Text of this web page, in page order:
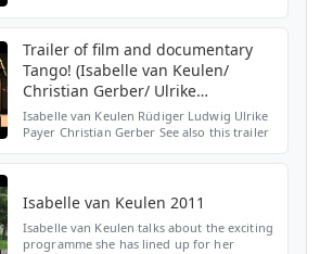
Trailer of film and documentary
Tango! (Isabelle van Keulen/
Christian Gerber/ Ulrike
Payer/Ru..)
Isabelle van Keulen Rüdiger Ludwig Ulrike
Payer Christian Gerber See also this trailer
Isabelle van Keulen 2011
Isabelle van Keulen talks about the exciting
programme she has lined up for her